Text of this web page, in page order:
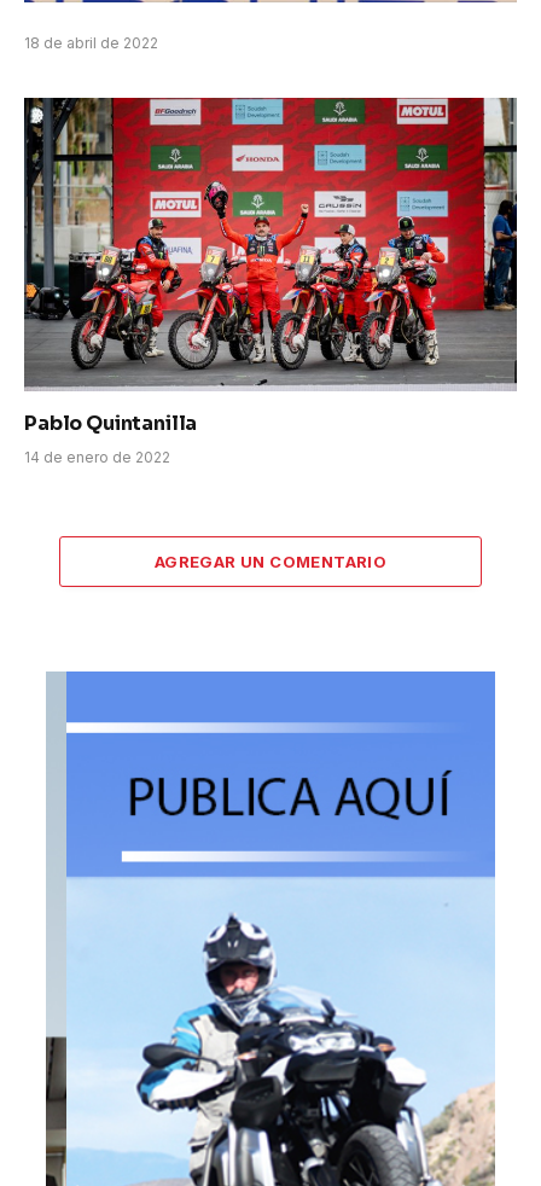
18 de abril de 2022
Pablo Quintanilla
14 de enero de 2022
AGREGAR UN COMENTARIO